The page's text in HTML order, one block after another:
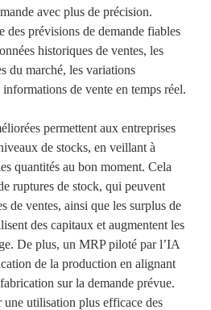
avec plus de précision.
des prévisions de demande fiables
historiques de ventes, les
du marché, les variations
informations de vente en temps réel.
permettent aux entreprises
de stocks, en veillant à
quantités au bon moment. Cela
ruptures de stock, qui peuvent
de ventes, ainsi que les surplus de
des capitaux et augmentent les
De plus, un MRP piloté par l’IA
de la production en alignant
sur la demande prévue.
une utilisation plus efficace des